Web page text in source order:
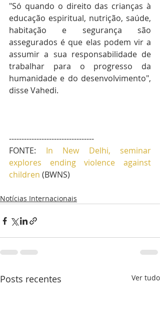
"Só quando o direito das crianças à
educação espiritual, nutrição, saúde,
habitação e segurança são
assegurados é que elas podem vir a
assumir a sua responsabilidade de
trabalhar para o progresso da
humanidade e do desenvolvimento",
disse Vahedi.
----------------------------------
FONTE: In New Delhi, seminar
explores ending violence against
children (BWNS)
Notícias Internacionais
Posts recentes Ver tudo